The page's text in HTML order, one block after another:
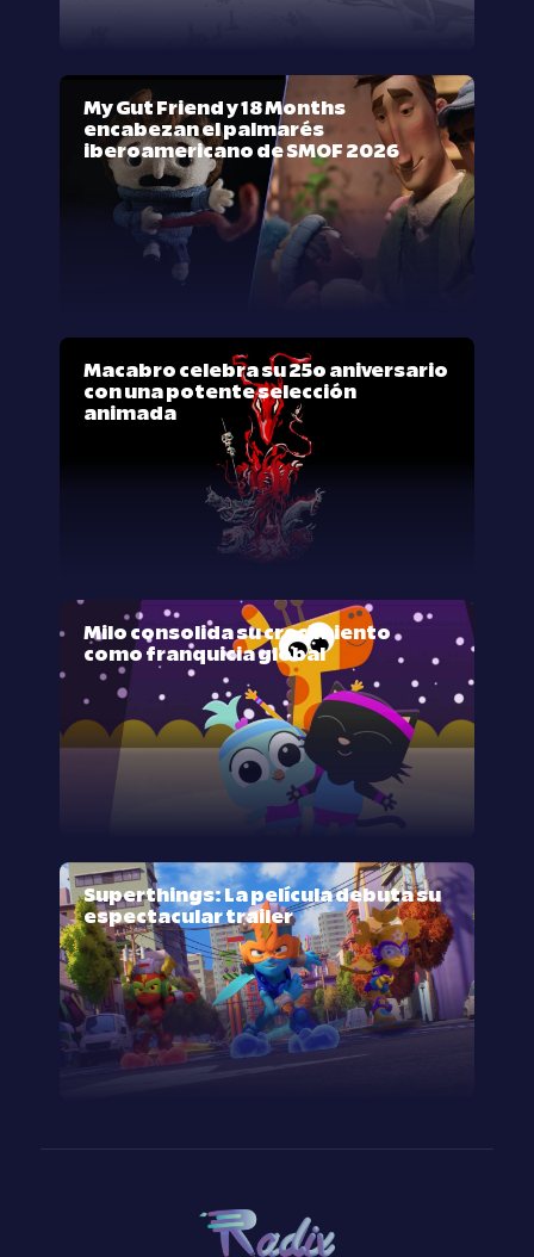
My Gut Friend y 18 Months
encabezan el palmarés
iberoamericano de SMOF 2026
Macabro celebra su 25º aniversario
con una potente selección
animada
Milo consolida su crecimiento
como franquicia global
Superthings: La película debuta su
espectacular trailer